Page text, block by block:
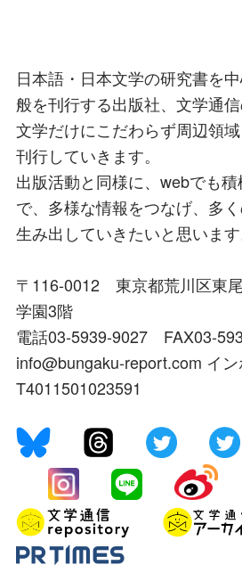
日本語・日本文学の研究書を
般を刊行する出版社、文学通信
文学だけにこだわらず周辺領
刊行していきます。
出版活動と同様に、webでも
で、多様な情報をつなげ、多
生み出していきたいと思います
〒116-0012 東京都荒川区東
学園3階
電話03-5939-9027 FAX03-
info@bungaku-report.com イン
T4011501023591